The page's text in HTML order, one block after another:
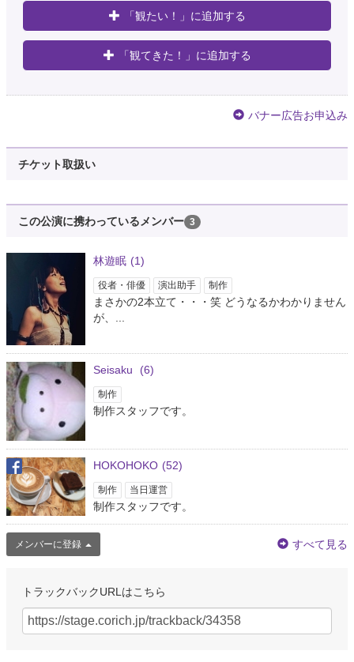
「観たい！」に追加する
「観てきた！」に追加する
バナー広告お申込み
チケット取扱い
この公演に携わっているメンバー 3
林遊眠 (1)
役者・俳優 演出助手 制作
まさかの2本立て・・・笑 どうなるかわかりません
が、...
Seisaku (6)
制作
制作スタッフです。
HOKOHOKO (52)
制作 当日運営
制作スタッフです。
メンバーに登録 すべて見る
トラックバックURLはこちら